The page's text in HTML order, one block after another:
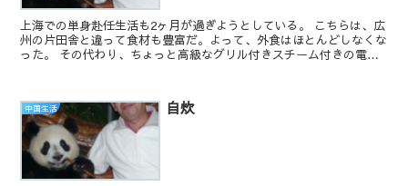
上海での単身赴任生活も2ヶ月が過ぎようとしている。 こちらは、広
州の片田舎と違って食材も豊富だ。よって、外食はほとんどしなくな
った。 その代わり、ちょっと高級なグリル付きスチーム付きの電子
中国生活 自炊